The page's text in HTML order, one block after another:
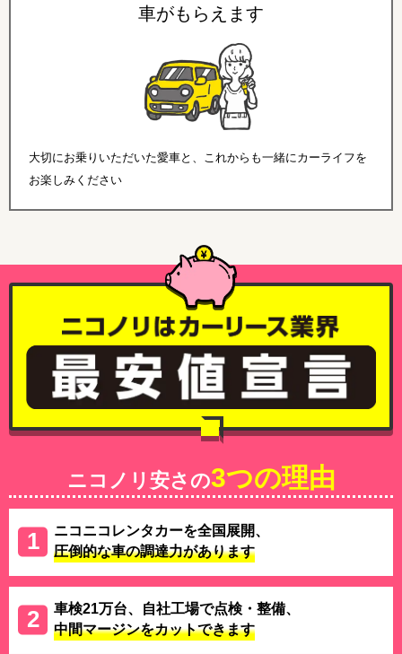
車がもらえます
大切にお乗りいただいた愛車と、これからも一緒にカーライフを
お楽しみください
ニコノリ安さの3つの理由
ニコニコレンタカーを全国展開、
圧倒的な車の調達力があります
車検21万台、自社工場で点検・整備、
中間マージンをカットできます